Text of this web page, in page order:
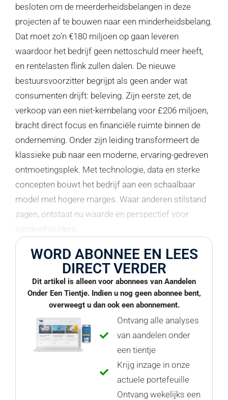
besloten om de meerderheidsbelangen in deze
projecten af te bouwen naar een minderheidsbelang.
Dat moet zo’n €180 miljoen op gaan leveren
waardoor het bedrijf geen nettoschuld meer heeft,
en rentelasten flink zullen dalen. De nieuwe
bestuursvoorzitter begrijpt als geen ander wat
consumenten drijft: beleving. Zijn eerste zet, de
verkoop van een niet-kernbelang voor £206 miljoen,
bracht direct focus en financiële ruimte binnen de
onderneming. Onder zijn leiding transformeert de
klassieke pub naar een moderne, ervaring-gedreven
ontmoetingsplek. Met technologie, data en sterke
concepten bouwt het bedrijf aan een schaalbaar
model met hogere marges. Waar anderen stilstand
zagen, ontstaat nu waarde en perspectief voor
aandeelhouders.
WORD ABONNEE EN LEES
DIRECT VERDER
Dit artikel is alleen voor abonnees van Aandelen
Onder Een Tientje. Indien u nog geen abonnee bent,
overweegt u dan ook een abonnement.
Ontvang alle analyses
van aandelen onder
een tientje
Krijg inzage in onze
actuele portefeuille
Ontvang wekelijks een